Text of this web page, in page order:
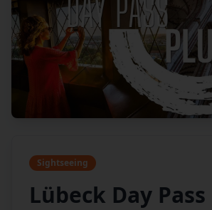
Sightseeing
Lübeck Day Pass